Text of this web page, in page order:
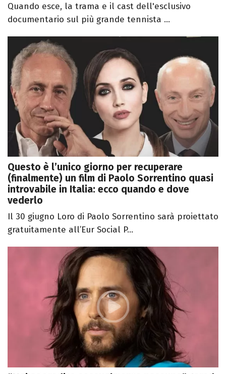
Quando esce, la trama e il cast dell'esclusivo
documentario sul più grande tennista ...
Questo è l’unico giorno per recuperare
(finalmente) un film di Paolo Sorrentino quasi
introvabile in Italia: ecco quando e dove
vederlo
Il 30 giugno Loro di Paolo Sorrentino sarà proiettato
gratuitamente all’Eur Social P...